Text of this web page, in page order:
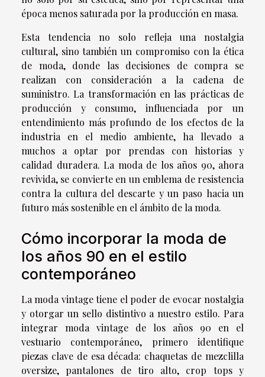
época menos saturada por la producción en masa.
Esta tendencia no solo refleja una nostalgia
cultural, sino también un compromiso con la ética
de moda, donde las decisiones de compra se
realizan con consideración a la cadena de
suministro. La transformación en las prácticas de
producción y consumo, influenciada por un
entendimiento más profundo de los efectos de la
industria en el medio ambiente, ha llevado a
muchos a optar por prendas con historias y
calidad duradera. La moda de los años 90, ahora
revivida, se convierte en un emblema de resistencia
contra la cultura del descarte y un paso hacia un
futuro más sostenible en el ámbito de la moda.
Cómo incorporar la moda de
los años 90 en el estilo
contemporáneo
La moda vintage tiene el poder de evocar nostalgia
y otorgar un sello distintivo a nuestro estilo. Para
integrar moda vintage de los años 90 en el
vestuario contemporáneo, primero identifique
piezas clave de esa década: chaquetas de mezclilla
oversize, pantalones de tiro alto, crop tops y